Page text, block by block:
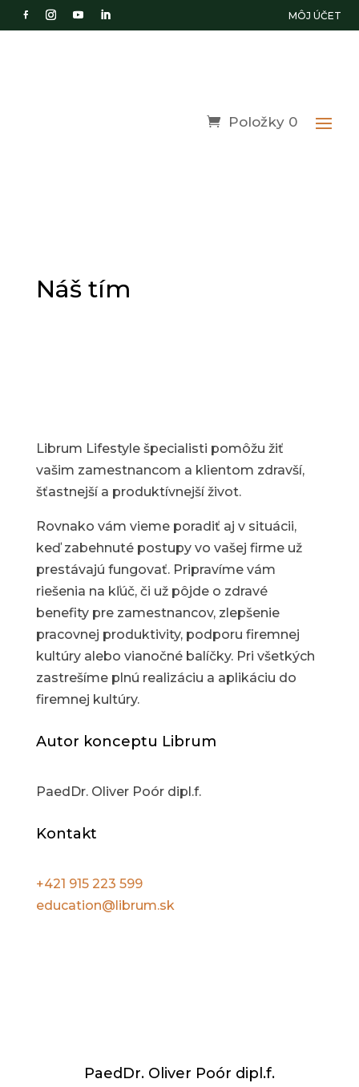
MÔJ ÚČET
Položky 0
Náš tím
Librum Lifestyle špecialisti pomôžu žiť
vašim zamestnancom a klientom zdravší,
šťastnejší a produktívnejší život.
Rovnako vám vieme poradiť aj v situácii,
keď zabehnuté postupy vo vašej firme už
prestávajú fungovať. Pripravíme vám
riešenia na kľúč, či už pôjde o zdravé
benefity pre zamestnancov, zlepšenie
pracovnej produktivity, podporu firemnej
kultúry alebo vianočné balíčky. Pri všetkých
zastrešíme plnú realizáciu a aplikáciu do
firemnej kultúry.
Autor konceptu Librum
PaedDr. Oliver Poór dipl.f.
Kontakt
+421 915 223 599
education@librum.sk
PaedDr. Oliver Poór dipl.f.